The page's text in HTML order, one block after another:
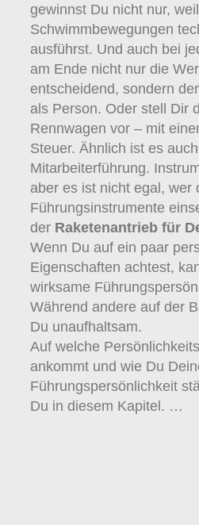
gewinnst Du nicht nur,
Schwimmbewegungen
ausführst. Und auch bei
am Ende nicht nur die
entscheidend, sondern
als Person. Oder stell Dir
Rennwagen vor – mit
Steuer. Ähnlich ist es
Mitarbeiterführung.
aber es ist nicht egal, wer
Führungsinstrumente
der Raketenantrieb für
Wenn Du auf ein paar
Eigenschaften achtest,
wirksame
Während andere auf der
Du unaufhaltsam.
Auf welche
ankommt und wie Du
Führungspersönlichkeit
Du in diesem Kapitel. …